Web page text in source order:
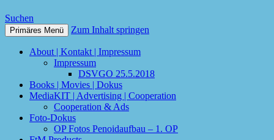
Suchen
Primäres Menü Zum Inhalt springen
About | Kontakt | Impressum
Impressum
DSVGO 25.5.2018
Books | Movies | Dokus
MediaKIT | Advertising | Cooperation
Cooperation & Ads
Foto-Dokus
OP Fotos Penoidaufbau – 1. OP